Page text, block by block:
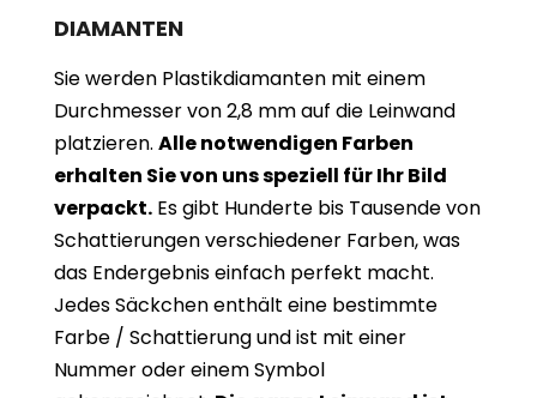
DIAMANTEN
Sie werden Plastikdiamanten mit einem
Durchmesser von 2,8 mm auf die Leinwand
platzieren. Alle notwendigen Farben
erhalten Sie von uns speziell für Ihr Bild
verpackt. Es gibt Hunderte bis Tausende von
Schattierungen verschiedener Farben, was
das Endergebnis einfach perfekt macht.
Jedes Säckchen enthält eine bestimmte
Farbe / Schattierung und ist mit einer
Nummer oder einem Symbol